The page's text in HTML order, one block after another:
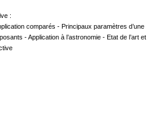
:
comparés - Principaux paramètres d’une
- Application à l’astronomie - Etat de l’art et